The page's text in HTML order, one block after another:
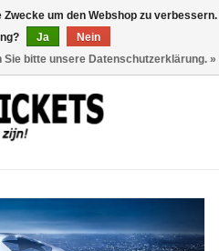
um den Webshop zu verbessern.
Ja
Nein
bitte unsere Datenschutzerklärung. »